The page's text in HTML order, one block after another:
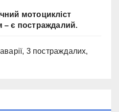
мотоцикліст
– є постраждалий.
3 постраждалих,